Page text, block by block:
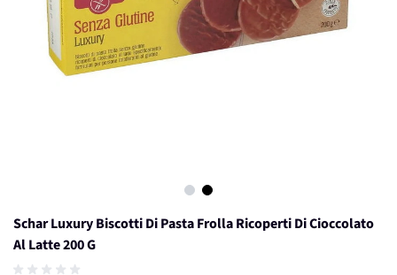
View larger image
View larger image
Schar Luxury Biscotti Di Pasta Frolla Ricoperti Di Cioccolato
Al Latte 200 G